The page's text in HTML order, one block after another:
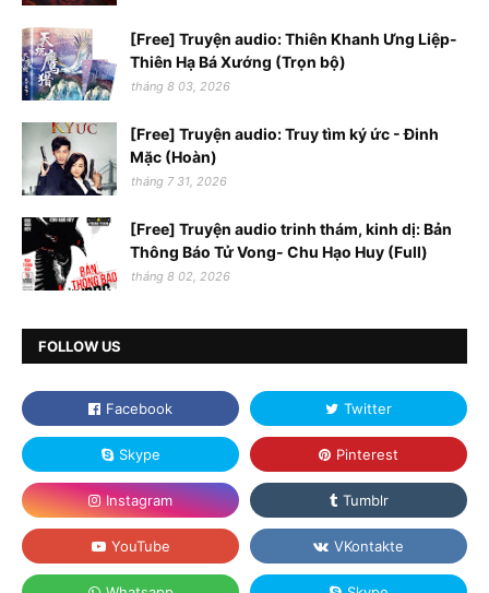
[Free] Truyện audio: Thiên Khanh Ưng Liệp-
Thiên Hạ Bá Xướng (Trọn bộ)
tháng 8 03, 2026
[Free] Truyện audio: Truy tìm ký ức - Đinh
Mặc (Hoàn)
tháng 7 31, 2026
[Free] Truyện audio trinh thám, kinh dị: Bản
Thông Báo Tử Vong- Chu Hạo Huy (Full)
tháng 8 02, 2026
FOLLOW US